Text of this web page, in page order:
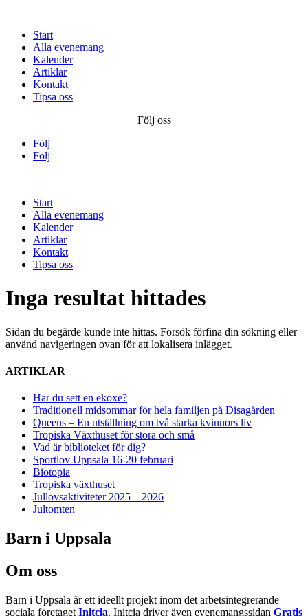
Start
Alla evenemang
Kalender
Artiklar
Kontakt
Tipsa oss
Följ oss
Följ
Följ
Start
Alla evenemang
Kalender
Artiklar
Kontakt
Tipsa oss
Inga resultat hittades
Sidan du begärde kunde inte hittas. Försök förfina din sökning eller
använd navigeringen ovan för att lokalisera inlägget.
ARTIKLAR
Har du sett en ekoxe?
Traditionell midsommar för hela familjen på Disagården
Queens – En utställning om två starka kvinnors liv
Tropiska Växthuset för stora och små
Vad är biblioteket för dig?
Sportlov Uppsala 16-20 februari
Biotopia
Tropiska växthuset
Jullovsaktiviteter 2025 – 2026
Jultomten
Barn i Uppsala
Om oss
Barn i Uppsala är ett ideellt projekt inom det arbetsintegrerande
sociala företaget Initcia. Initcia driver även evenemangssidan Gratis